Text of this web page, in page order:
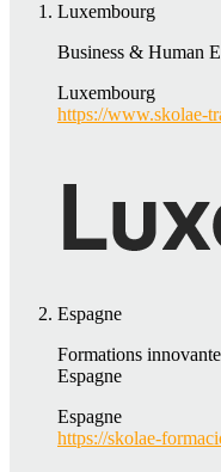
Luxembourg
Business & Human
Luxembourg
https://www.skolae-
Espagne
Formations
Espagne
Espagne
https://skolae-